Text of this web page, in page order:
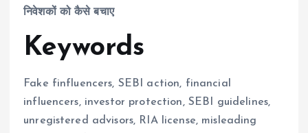
निवेशकों को कैसे बचाए
Keywords
Fake finfluencers, SEBI action, financial
influencers, investor protection, SEBI guidelines,
unregistered advisors, RIA license, misleading